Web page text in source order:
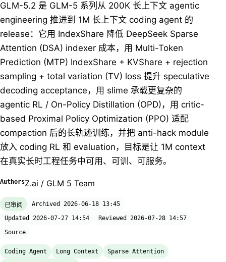
GLM-5.2 是 GLM-5 系列从 200K 长上下文 agentic
engineering 推进到 1M 长上下文 coding agent 的
release：它用 IndexShare 降低 DeepSeek Sparse
Attention (DSA) indexer 成本，用 Multi-Token
Prediction (MTP) IndexShare + KVShare + rejection
sampling + total variation (TV) loss 提升 speculative
decoding acceptance，用 slime 承载更复杂的
agentic RL / On-Policy Distillation (OPD)，用 critic-
based Proximal Policy Optimization (PPO) 适配
compaction 后的长轨迹训练，并把 anti-hack module
放入 coding RL 和 evaluation，目标是让 1M context
在真实长时工程任务中可用、可训、可服务。
AuthorsZ.ai / GLM 5 Team
已审阅
Archived 2026-06-18 13:45
Updated 2026-07-27 14:54
Reviewed 2026-07-28 14:57
Source
Coding Agent Long Context
Sparse Attention